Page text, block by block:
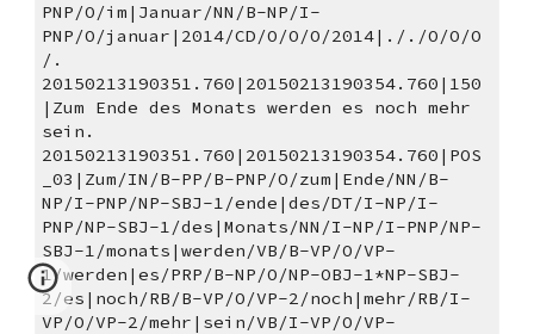
PNP/O/im|Januar/NN/B-NP/I-
PNP/O/januar|2014/CD/O/O/O/2014|././O/O/O
/.
20150213190351.760|20150213190354.760|150
|Zum Ende des Monats werden es noch mehr
sein.
20150213190351.760|20150213190354.760|POS
_03|Zum/IN/B-PP/B-PNP/O/zum|Ende/NN/B-
NP/I-PNP/NP-SBJ-1/ende|des/DT/I-NP/I-
PNP/NP-SBJ-1/des|Monats/NN/I-NP/I-PNP/NP-
SBJ-1/monats|werden/VB/B-VP/O/VP-
1/werden|es/PRP/B-NP/O/NP-OBJ-1*NP-SBJ-
2/es|noch/RB/B-VP/O/VP-2/noch|mehr/RB/I-
VP/O/VP-2/mehr|sein/VB/I-VP/O/VP-